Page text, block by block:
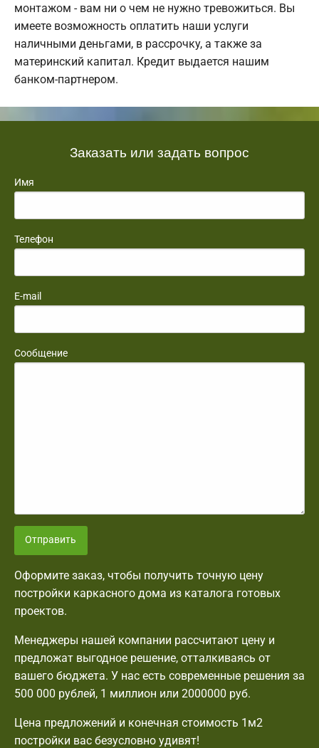
монтажом - вам ни о чем не нужно тревожиться. Вы
имеете возможность оплатить наши услуги
наличными деньгами, в рассрочку, а также за
материнский капитал. Кредит выдается нашим
банком-партнером.
Заказать или задать вопрос
Имя
Телефон
E-mail
Сообщение
Отправить
Оформите заказ, чтобы получить точную цену
постройки каркасного дома из каталога готовых
проектов.
Менеджеры нашей компании рассчитают цену и
предложат выгодное решение, отталкиваясь от
вашего бюджета. У нас есть современные решения за
500 000 рублей, 1 миллион или 2000000 руб.
Цена предложений и конечная стоимость 1м2
постройки вас безусловно удивят!